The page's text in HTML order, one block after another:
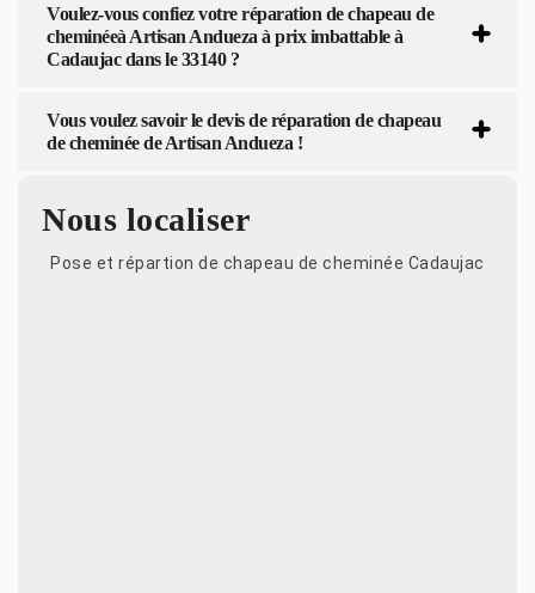
Voulez-vous confiez votre réparation de chapeau de
cheminéeà Artisan Andueza à prix imbattable à
Cadaujac dans le 33140 ?
Vous voulez savoir le devis de réparation de chapeau
de cheminée de Artisan Andueza !
Nous localiser
Pose et répartion de chapeau de cheminée Cadaujac